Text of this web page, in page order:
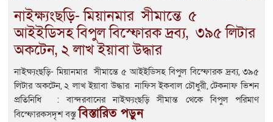
নাইক্ষ্যংছড়ি- মিয়ানমার সীমান্তে ৫
আইইডিসহ বিপুল বিস্ফোরক দ্রব্য, ৩৯৫ লিটার
অকটেন, ২ লাখ ইয়াবা উদ্ধার
নাইক্ষ্যংছড়ি- মিয়ানমার সীমান্তে ৫ আইইডিসহ বিপুল বিস্ফোরক দ্রব্য, ৩৯৫
লিটার অকটেন, ২ লাখ ইয়াবা উদ্ধার নাফিস ইকবাল চৌধুরী, টেকনাফ ভিশন
প্রতিনিধি : বান্দরবানের নাইক্ষ্যংছড়ি সীমান্ত থেকে বিপুল পরিমাণ
বিস্ফোরকসদৃশ বস্তুবিস্তারিত পড়ুন